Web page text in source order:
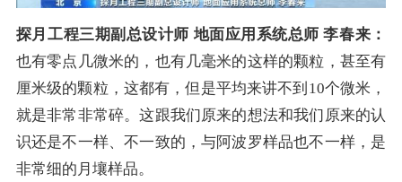
探月工程三期副总设计师 地面应用系统总师 李春来：
也有零点几微米的，也有几毫米的这样的颗粒，甚至有
厘米级的颗粒，这都有，但是平均来讲不到10个微米，
就是非常非常碎。这跟我们原来的想法和我们原来的认
识还是不一样、不一致的，与阿波罗样品也不一样，是
非常细的月壤样品。